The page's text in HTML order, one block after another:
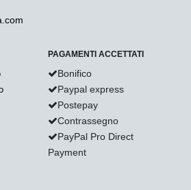
PAGAMENTI ACCETTATI
Bonifico
Paypal express
Postepay
Contrassegno
PayPal Pro Direct
Payment